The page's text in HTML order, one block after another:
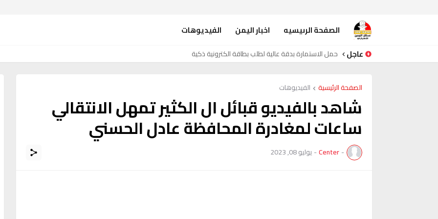
الصفحة الرىيسيه اخبار اليمن
الفيديوهات
عاجل
حمل الاستمارة بدقة عالية لطلب بطاقة الكترونية ذكية
الصفحة الرئيسية الفيديوهات
شاهد بالفيديو قبائل ال الكثير تمهل الانتقالي
ساعات لمغادرة المحافظة عادل الحسني
-
Center
- يوليو 08, 2023